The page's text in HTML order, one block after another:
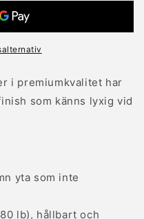
i premiumkvalitet har
som känns lyxig vid
yta som inte
lb), hållbart och